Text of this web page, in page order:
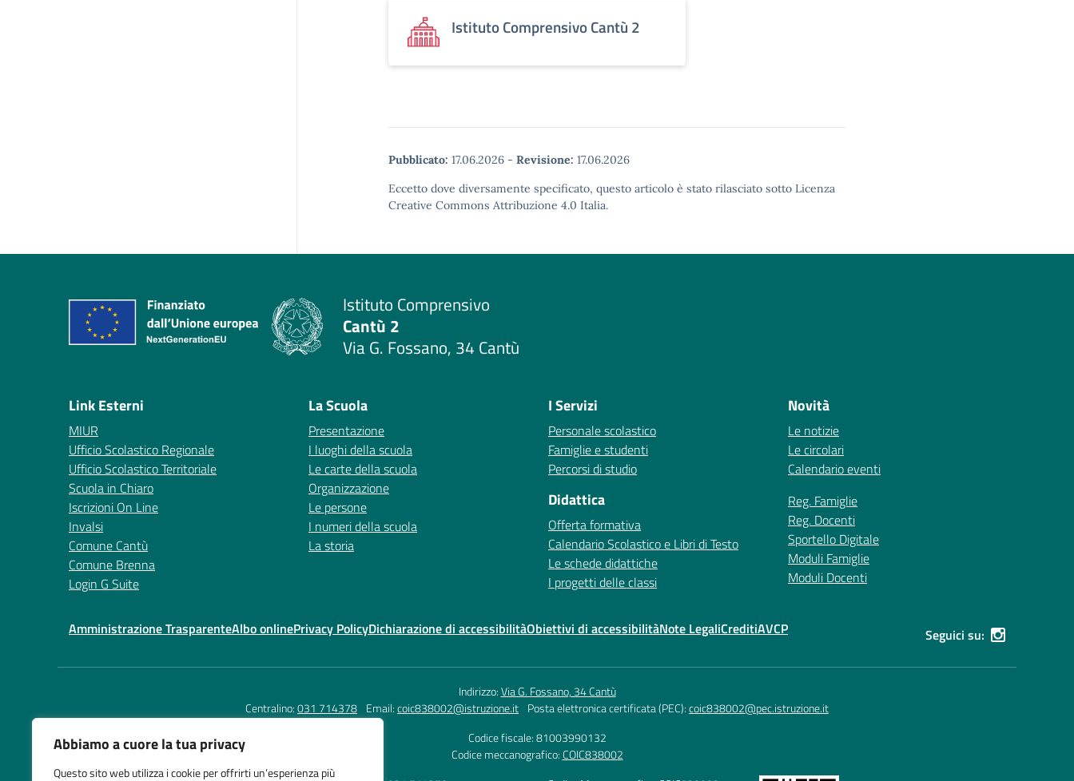
Abbiamo a cuore la tua privacy
Questo sito web utilizza i cookie per offrirti un’esperienza più
Istituto Comprensivo Cantù 2
Pubblicato: 17.06.2026 - Revisione: 17.06.2026
Eccetto dove diversamente specificato, questo articolo è stato rilasciato sotto Licenza
Creative Commons Attribuzione 4.0 Italia.
Istituto Comprensivo
Cantù 2
Via G. Fossano, 34 Cantù
Link Esterni
MIUR
Ufficio Scolastico Regionale
Ufficio Scolastico Territoriale
Scuola in Chiaro
Iscrizioni On Line
Invalsi
Comune Cantù
Comune Brenna
Login G Suite
La Scuola
Presentazione
I luoghi della scuola
Le carte della scuola
Organizzazione
Le persone
I numeri della scuola
La storia
I Servizi
Personale scolastico
Famiglie e studenti
Percorsi di studio
Didattica
Offerta formativa
Calendario Scolastico e Libri di Testo
Le schede didattiche
I progetti delle classi
Novità
Le notizie
Le circolari
Calendario eventi
Reg. Famiglie
Reg. Docenti
Sportello Digitale
Moduli Famiglie
Moduli Docenti
Amministrazione TrasparenteAlbo onlinePrivacy PolicyDichiarazione di accessibilitàObiettivi di accessibilitàNote LegaliCreditiAVCP Seguici su:
Indirizzo:Via G. Fossano, 34 Cantù
Centralino:031 714378 Email:coic838002@istruzione.it Posta elettronica certificata (PEC):coic838002@pec.istruzione.it
Codice fiscale: 81003990132
Codice meccanografico:COIC838002